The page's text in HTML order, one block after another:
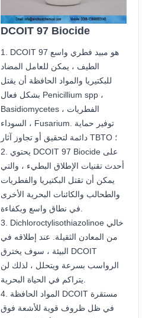
DCOIT 97 Biocide
1. DCOIT 97 هو مبيد فطري واسع
الطيف ، يمكن للعامل المضاد
للبكتيريا والمواد الحافظة أن يقتل
بشكل فعال Penicillium spp ،
Basidiomycetes ، الفطريات
السوداء ، Fusarium. توفير حماية
دائمة لتحقيق أو تجاوز آثار TBTO ؛
2. يحتوي DCOIT 97 Biocide على
أحدث تقنيات الإطلاق البطيء ، والتي
يمكن أن تقتل البكتيريا والفطريات
والطحالب والكائنات البحرية الأخرى
3. Dichloroctylisothiazolinoe خالي
من المعادن الثقيلة. عند إطلاقه في
البيئة ، سوف يخترق DCOIT
الرواسب بسرعة ويتحلل ، لذلك لن
4. المواد الحافظة DCOIT مستقرة
في ظل ظروف قوية للأشعة فوق